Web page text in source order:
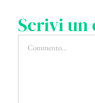
Scrivi un
Commento